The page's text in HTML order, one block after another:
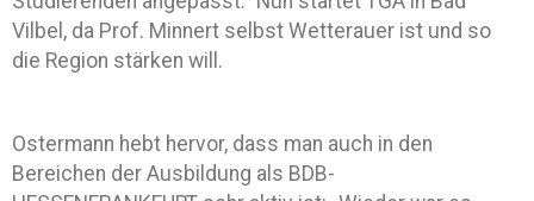
Vilbel, da Prof. Minnert selbst Wetterauer ist und so
die Region stärken will.
Ostermann hebt hervor, dass man auch in den
Bereichen der Ausbildung als BDB-